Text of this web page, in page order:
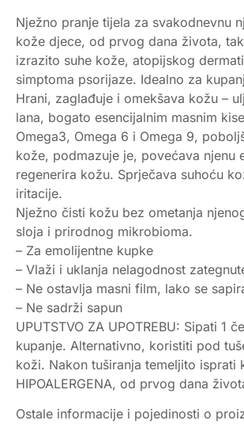
Nježno pranje tijela za svakodnevnu
kože djece, od prvog dana života,
izrazito suhe kože, atopijskog
simptoma psorijaze. Idealno za
Hrani, zaglađuje i omekšava kožu –
lana, bogato esencijalnim masnim
Omega3, Omega 6 i Omega 9,
kože, podmazuje je, povećava njenu
regenerira kožu. Sprječava suhoću
iritacije.
Nježno čisti kožu bez ometanja
sloja i prirodnog mikrobioma.
– Za emolijentne kupke
– Vlaži i uklanja nelagodnost
– Ne ostavlja masni film, lako se
– Ne sadrži sapun
UPUTSTVO ZA UPOTREBU: Sipati 1
kupanje. Alternativno, koristiti pod
koži. Nakon tuširanja temeljito isprati
HIPOALERGENA, od prvog dana
Ostale informacije i pojedinosti o